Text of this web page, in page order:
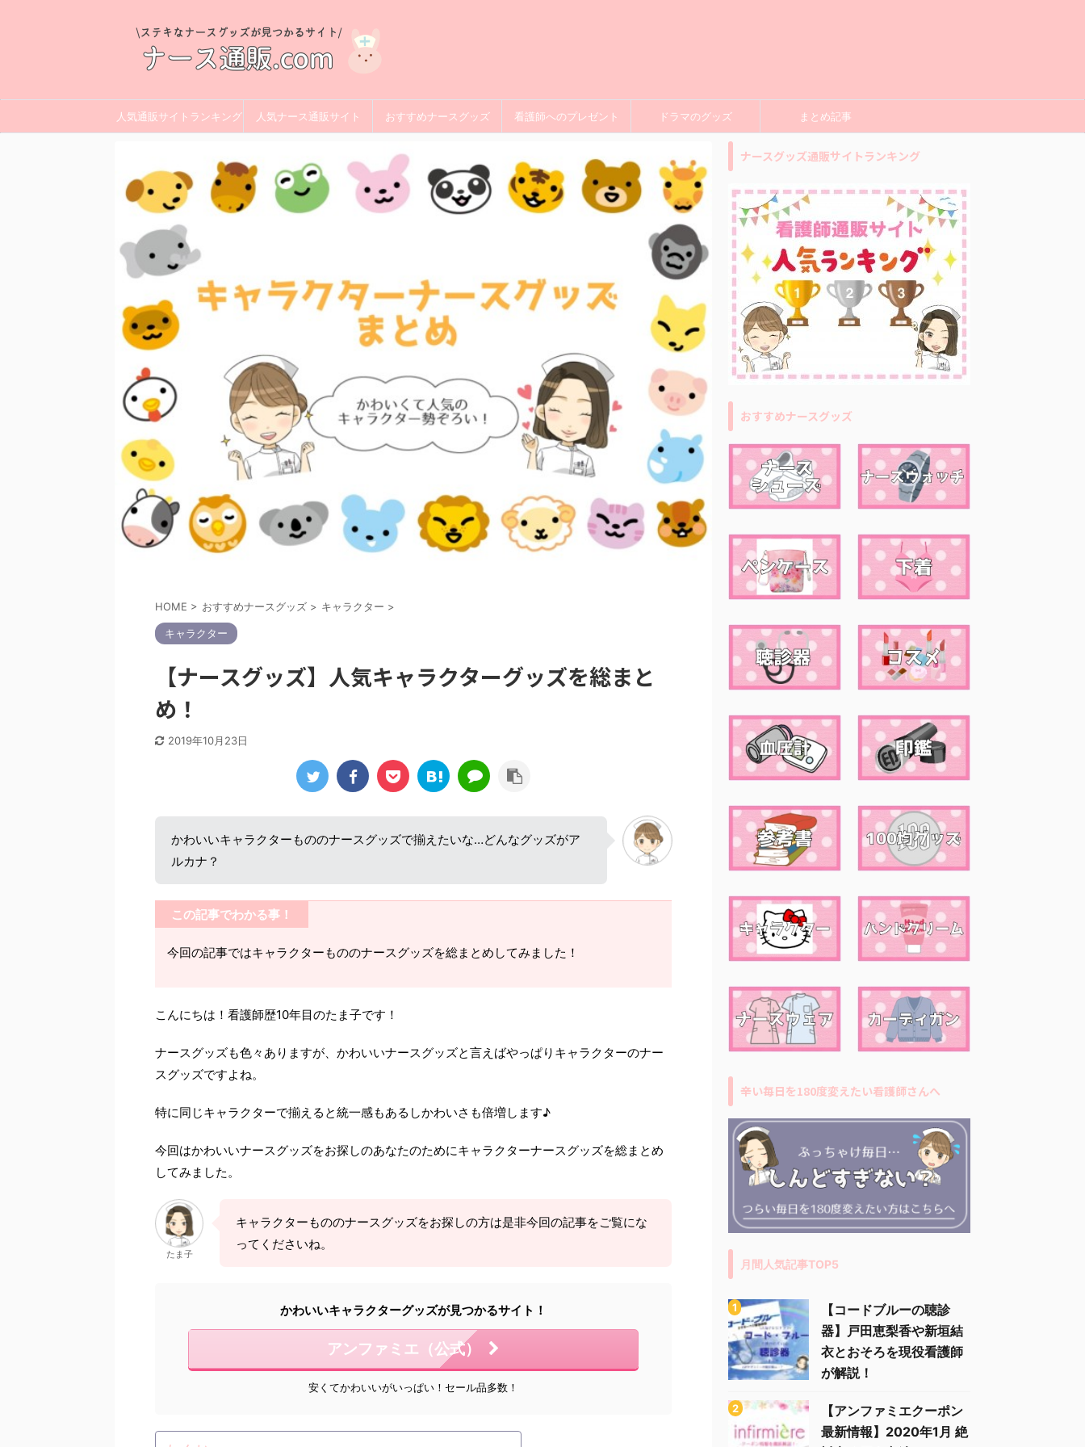
人気通販サイトランキング 人気ナース通販サイト おすすめナースグッズ 看護師へのプレゼント ドラマのグッズ まとめ記事
HOME > おすすめナースグッズ > キャラクター >
キャラクター
【ナースグッズ】人気キャラクターグッズを総まと
め！
2019年10月23日
かわいいキャラクターもののナースグッズで揃えたいな…どんなグッズがア
ルカナ？
この記事でわかる事！
今回の記事ではキャラクターもののナースグッズを総まとめしてみました！
こんにちは！看護師歴10年目のたま子です！
ナースグッズも色々ありますが、かわいいナースグッズと言えばやっぱりキャラクターのナー
スグッズですよね。
特に同じキャラクターで揃えると統一感もあるしかわいさも倍増します♪
今回はかわいいナースグッズをお探しのあなたのためにキャラクターナースグッズを総まとめ
してみました。
たま子
キャラクターもののナースグッズをお探しの方は是非今回の記事をご覧にな
ってくださいね。
かわいいキャラクターグッズが見つかるサイト！
アンファミエ（公式）
安くてかわいいがいっぱい！セール品多数！
ナースグッズ通販サイトランキング
おすすめナースグッズ
辛い毎日を180度変えたい看護師さんへ
月間人気記事TOP5
【コードブルーの聴診
器】戸田恵梨香や新垣結
衣とおそろを現役看護師
が解説！
【アンファミエクーポン
最新情報】2020年1月 絶